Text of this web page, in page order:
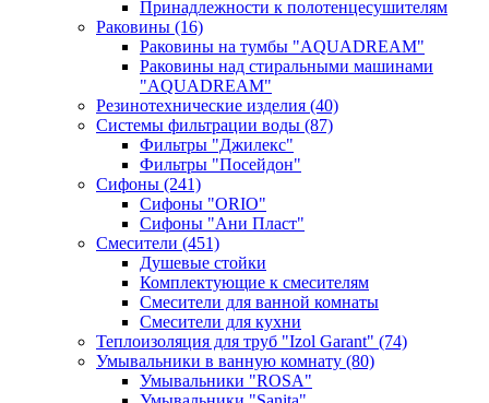
Принадлежности к полотенцесушителям
Раковины (16)
Раковины на тумбы "AQUADREAM"
Раковины над стиральными машинами
"AQUADREAM"
Резинотехнические изделия (40)
Системы фильтрации воды (87)
Фильтры "Джилекс"
Фильтры "Посейдон"
Сифоны (241)
Сифоны "ORIO"
Сифоны "Ани Пласт"
Смесители (451)
Душевые стойки
Комплектующие к смесителям
Смесители для ванной комнаты
Смесители для кухни
Теплоизоляция для труб "Izol Garant" (74)
Умывальники в ванную комнату (80)
Умывальники "ROSA"